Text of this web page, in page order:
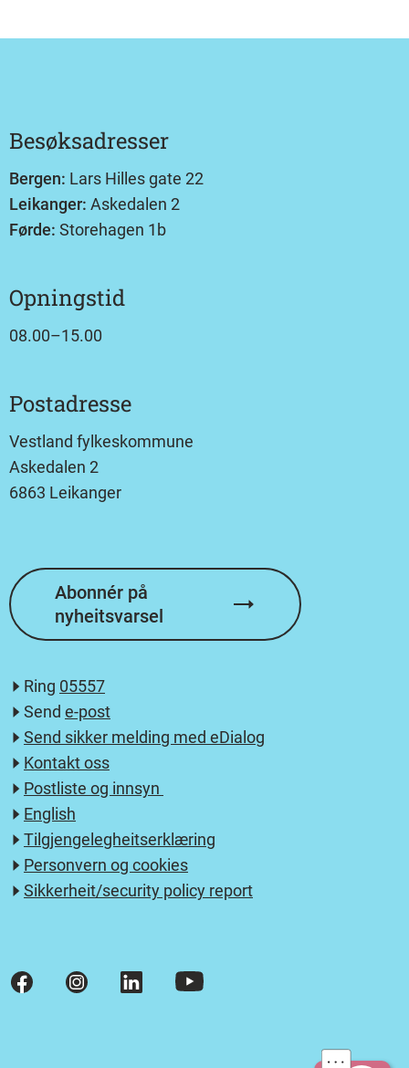
Besøksadresser
Bergen: Lars Hilles gate 22
Leikanger: Askedalen 2
Førde: Storehagen 1b
Opningstid
08.00–15.00
Postadresse
Vestland fylkeskommune
Askedalen 2
6863 Leikanger
Abonnér på
nyheitsvarsel
Ring 05557
Send e-post
Send sikker melding med eDialog
Kontakt oss
Postliste og innsyn
English
Tilgjengelegheitserklæring
Personvern og cookies
Sikkerheit/security policy report